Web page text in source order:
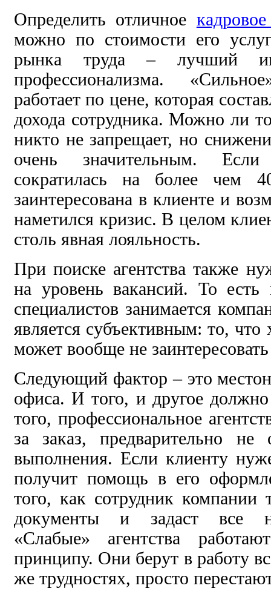
Определить отличное
можно по стоимости его
рынка труда – лучший
профессионализма.
работает по цене, которая
дохода сотрудника. Можно ли
никто не запрещает, но
очень значительным. Если
сократилась на более чем
заинтересована в клиенте и
наметился кризис. В целом
столь явная лояльность.
При поиске агентства также
на уровень вакансий. То
специалистов занимается
является субъективным: то,
может вообще не
Следующий фактор – это
офиса. И того, и другое
того, профессиональное
за заказ, предварительно не
выполнения. Если клиенту
получит помощь в его
того, как сотрудник компании
документы и задаст все
«Слабые» агентства
принципу. Они берут в работу
же трудностях, просто